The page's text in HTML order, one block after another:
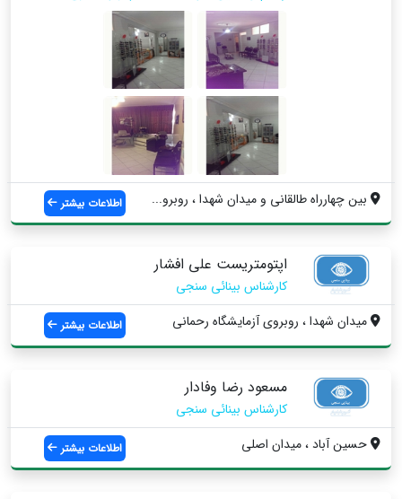
بین چهارراه طالقانی و میدان شهدا ، روبرو... اطلاعات بیشتر
اپتومتریست علی افشار
کارشناس بینائی سنجی
ميدان شهدا ، روبروی آزمایشگاه رحمانی
اطلاعات بیشتر
مسعود رضا وفادار
کارشناس بینائی سنجی
حسين آباد ، میدان اصلی
اطلاعات بیشتر